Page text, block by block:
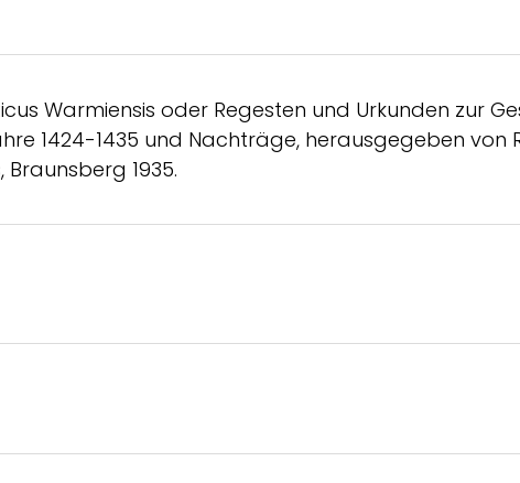
Warmiensis oder Regesten und Urkunden zur
1424-1435 und Nachträge, herausgegeben von
1935.